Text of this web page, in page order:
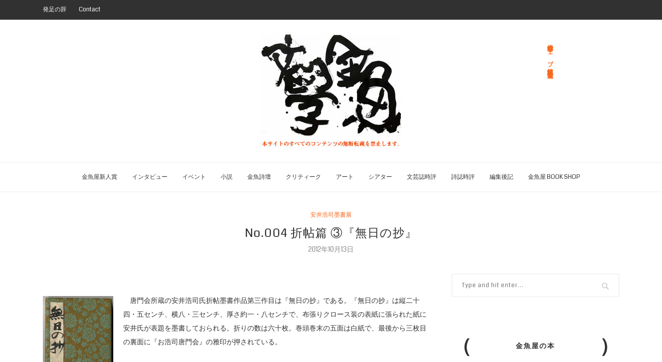
発足の辞 Contact
総合文学ウェブ情報誌 文学金魚
金魚屋新人賞 インタビュー イベント 小説 金魚詩壇 クリティーク アート シアター 文芸誌時評 詩誌時評 編集後記 金魚屋 BOOK SHOP
安井浩司墨書展
No.004 折帖篇 ③『無日の抄』
2012年10月13日
唐門会所蔵の安井浩司氏折帖墨書作品第三作目は『無日の抄』である。『無日の抄』は縦二十
四・五センチ、横八・三センチ、厚さ約一・八センチで、布張りクロース装の表紙に張られた紙に
安井氏が表題を墨書しておられる。折りの数は六十枚。巻頭巻末の五面は白紙で、最後から三枚目
の裏面に『お浩司唐門会』の雅印が押されている。
金魚屋の本